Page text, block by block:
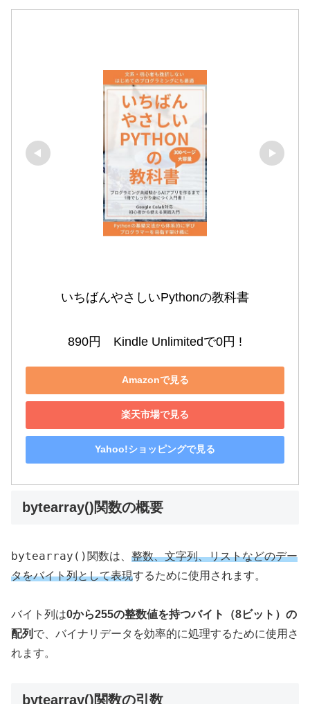
いちばんやさしいPythonの教科書
890円　Kindle Unlimitedで0円 !
Amazonで見る
楽天市場で見る
Yahoo!ショッピングで見る
bytearray()関数の概要
bytearray() 関数は、 整数、文字列、リストなどのデー
タをバイト列として表現するために使用されます。
バイト列は0から255の整数値を持つバイト（8ビット）の
配列 で、バイナリデータを効率的に処理するために使用さ
れます。
bytearray()関数の引数